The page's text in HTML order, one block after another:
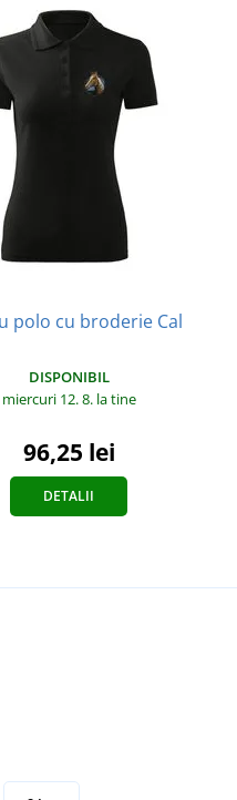
polo cu broderie Cal
DISPONIBIL
miercuri 12. 8. la tine
96,25 lei
DETALII